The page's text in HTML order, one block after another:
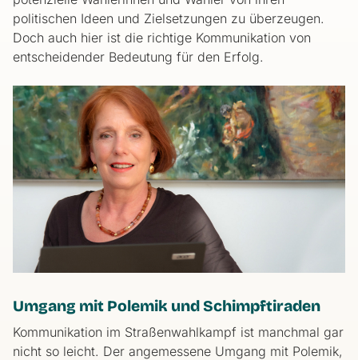
politischen Ideen und Zielsetzungen zu überzeugen.
Doch auch hier ist die richtige Kommunikation von
entscheidender Bedeutung für den Erfolg.
Umgang mit Polemik und Schimpftiraden
Kommunikation im Straßenwahlkampf ist manchmal gar
nicht so leicht. Der angemessene Umgang mit Polemik,